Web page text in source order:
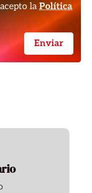
laPolítica
Enviar